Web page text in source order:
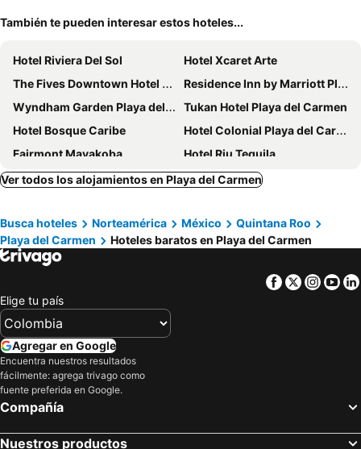
También te pueden interesar estos hoteles...
Hotel Riviera Del Sol
Hotel Xcaret Arte
The Fives Downtown Hotel & Residences, Curio Collection by Hilton
Residence Inn by Marriott Playa del Carmen
Wyndham Garden Playa del Carmen
Tukan Hotel Playa del Carmen
Hotel Bosque Caribe
Hotel Colonial Playa del Carmen
Fairmont Mayakoba
Hotel Riu Tequila
Hyatt Centric Playa del Carmen
Palafitos Overwater Bungalows
Casa Kaoba Hotel & Suites
Select Club at Sandos Caracol All Inclusive - Adults Only Area
Aloft by Marriott Playa del Carmen
Holiday Inn Express & Suites Playa Del Carmen By Ihg
HM Playa del Carmen
Sunset Fishermen Beach Resort
Hacienda Real del Caribe
Hacienda Paradise Hotel
Terrasse Hotel Playa del Carmen
El Dorado Royale
Mayan Palace Riviera Maya
The Reef 28
Aspira Hotel Playa del Carmen
Magic Blue Spa Boutique Hotel Adults Only
Ver todos los alojamientos en Playa del Carmen
Busca hoteles Norteamérica México
Quintana Roo
Playa del Carmen
Hoteles baratos en Playa del Carmen
Facebook
Twitter
Elige tu país
Agregar en Google
Encuentra nuestros resultados
fácilmente: agrega trivago como
fuente preferida en Google.
Compañía
Nuestros productos